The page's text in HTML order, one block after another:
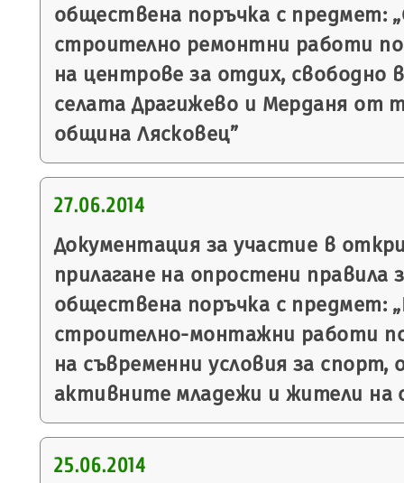
обществена поръчка с предмет:
строително ремонтни работи
на центрове за отдих, свободно
селата Драгижево и Мерданя от
община Лясковец”
27.06.2014
Документация за участие в
прилагане на опростени правила
обществена поръчка с предмет:
строително-монтажни работи
на съвременни условия за спорт,
активните младежи и жители на
25.06.2014